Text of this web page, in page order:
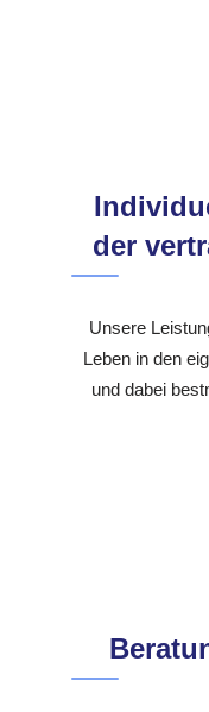
der
Unsere
Leben in den
und dabei